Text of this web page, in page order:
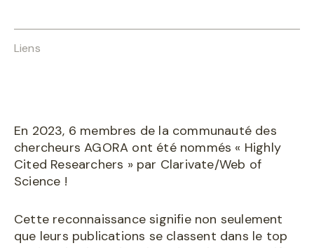
Liens
En 2023, 6 membres de la communauté des
chercheurs AGORA ont été nommés « Highly
Cited Researchers » par Clarivate/Web of
Science !
Cette reconnaissance signifie non seulement
que leurs publications se classent dans le top